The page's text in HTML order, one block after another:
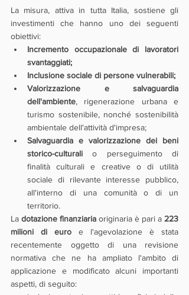
La misura, attiva in tutta Italia, sostiene gli
investimenti che hanno uno dei seguenti
obiettivi:
Incremento occupazionale di lavoratori
svantaggiati;
Inclusione sociale di persone vulnerabili;
Valorizzazione e salvaguardia
dell'ambiente, rigenerazione urbana e
turismo sostenibile, nonché sostenibilità
ambientale dell'attività d'impresa;
Salvaguardia e valorizzazione dei beni
storico-culturali o perseguimento di
finalità culturali e creative o di utilità
sociale di rilevante interesse pubblico,
all'interno di una comunità o di un
territorio.
La dotazione finanziaria originaria è pari a 223
milioni di euro e l'agevolazione è stata
recentemente oggetto di una revisione
normativa che ne ha ampliato l'ambito di
applicazione e modificato alcuni importanti
aspetti, di seguito: